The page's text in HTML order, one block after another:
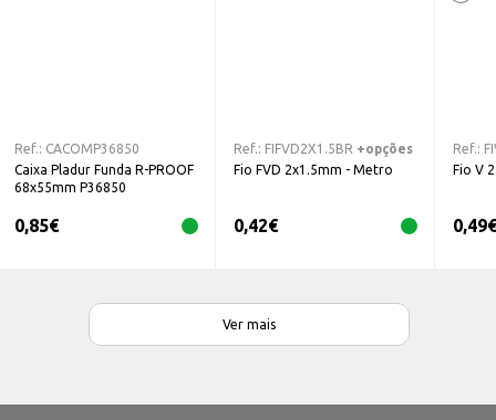
Ref.: CACOMP36850
Caixa Pladur Funda R-PROOF
68x55mm P36850
0,85€
Ref.: FIFVD2X1.5BR +opções
Fio FVD 2x1.5mm - Metro
0,42€
Ref.:
Fio V
0,49€
Ver mais